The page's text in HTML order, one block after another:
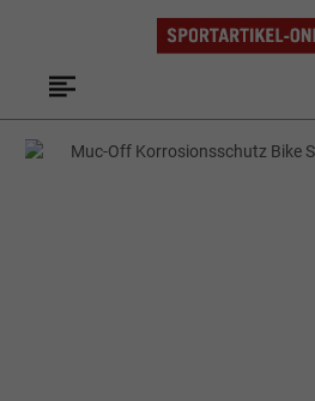
Zum Hauptinhalt springen
Bildergalerie überspringen